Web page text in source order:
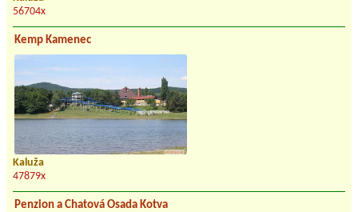
56704x
Kemp Kamenec
Kaluža
47879x
Penzion a Chatová Osada Kotva